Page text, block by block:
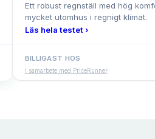
Ett robust regnställ med hög
mycket utomhus i regnigt klimat.
Läs hela testet ›
BILLIGAST HOS
i samarbete med PriceRunner